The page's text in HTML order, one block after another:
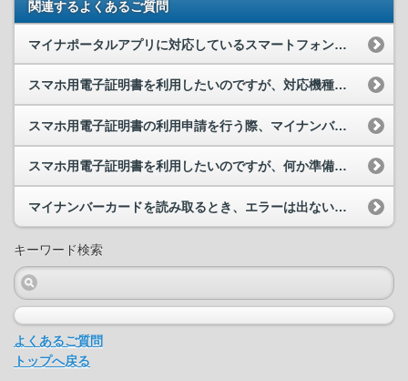
関連するよくあるご質問
マイナポータルアプリに対応しているスマートフォン等を教えてください。
スマホ用電子証明書を利用したいのですが、対応機種に入ってません。いつ対応されるのでしょうか。
スマホ用電子証明書の利用申請を行う際、マイナンバーカードの読取り位置がわかりません。
スマホ用電子証明書を利用したいのですが、何か準備するものはありますか。
マイナンバーカードを読み取るとき、エラーは出ないが、ずっと読み取れません。
キーワード検索
よくあるご質問
トップへ戻る